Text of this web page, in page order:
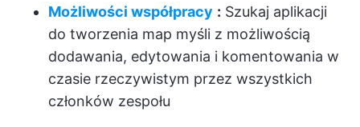
Możliwości współpracy : Szukaj aplikacji
do tworzenia map myśli z możliwością
dodawania, edytowania i komentowania w
czasie rzeczywistym przez wszystkich
członków zespołu